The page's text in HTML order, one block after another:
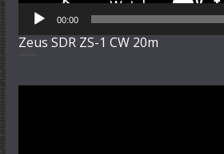
00:00
Zeus SDR ZS-1 CW 20m